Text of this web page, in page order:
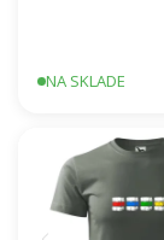
NA SKLADE